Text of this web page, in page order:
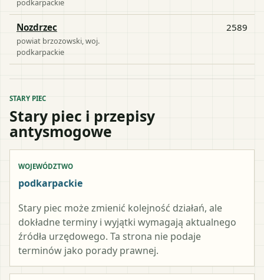
Nozdrzec
powiat brzozowski , woj.
podkarpackie
2589
STARY PIEC
Stary piec i przepisy
antysmogowe
WOJEWÓDZTWO
podkarpackie
Stary piec może zmienić kolejność działań, ale
dokładne terminy i wyjątki wymagają aktualnego
źródła urzędowego. Ta strona nie podaje
terminów jako porady prawnej.